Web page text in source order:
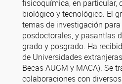
fisicoquímica, en particular,
biológico y tecnológico. El
temas de investigación
posdoctorales, y pasantías
grado y posgrado. Ha
de Universidades
Becas AUGM y MACA). Se
colaboraciones con